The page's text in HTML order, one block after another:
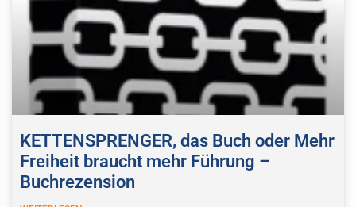
KETTENSPRENGER, das Buch oder Mehr
Freiheit braucht mehr Führung –
Buchrezension